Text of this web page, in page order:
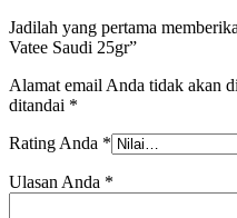
Jadilah yang pertama
Vatee Saudi 25gr”
Alamat email Anda tidak akan
ditandai *
Rating Anda *
Ulasan Anda *